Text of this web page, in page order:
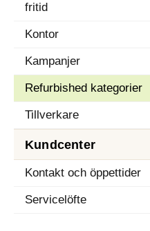
fritid
Kontor
Kampanjer
Refurbished kategorier
Tillverkare
Kundcenter
Kontakt och öppettider
Servicelöfte